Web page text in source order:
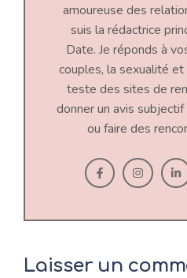
amoureuse des
suis la rédactrice
Date. Je réponds à
couples, la sexualité
teste des sites de
donner un avis
ou faire des
Laisser un